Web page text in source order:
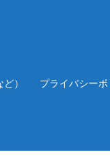
） プライバシー